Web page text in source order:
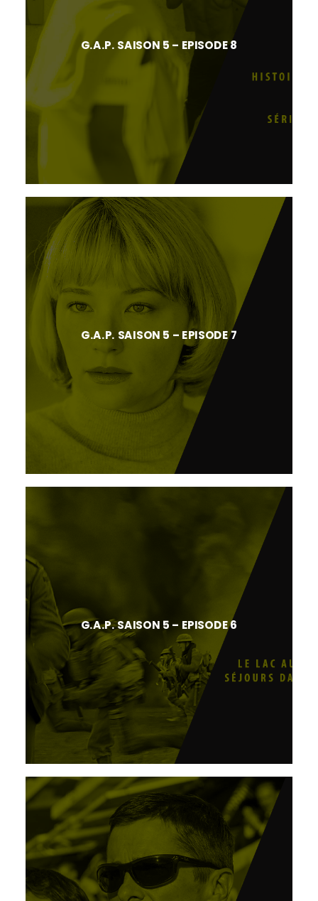
G.A.P. SAISON 5 – EPISODE 8
G.A.P. SAISON 5 – EPISODE 7
G.A.P. SAISON 5 – EPISODE 6